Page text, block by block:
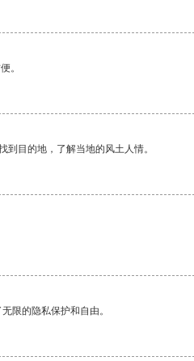
。
目的地，了解当地的风土人情。
限的隐私保护和自由。